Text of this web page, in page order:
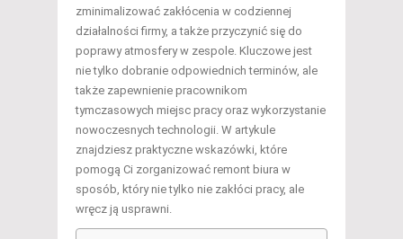
zminimalizować zakłócenia w codziennej
działalności firmy, a także przyczynić się do
poprawy atmosfery w zespole. Kluczowe jest
nie tylko dobranie odpowiednich terminów, ale
także zapewnienie pracownikom
tymczasowych miejsc pracy oraz wykorzystanie
nowoczesnych technologii. W artykule
znajdziesz praktyczne wskazówki, które
pomogą Ci zorganizować remont biura w
sposób, który nie tylko nie zakłóci pracy, ale
wręcz ją usprawni.